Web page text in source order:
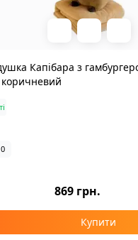
Капібара з
0
869 грн.
Купити